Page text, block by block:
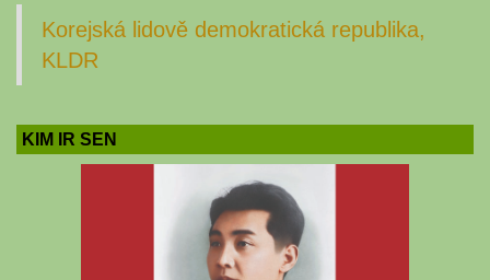
Korejská lidově demokratická republika,
KLDR
KIM IR SEN